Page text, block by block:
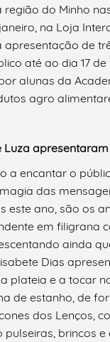
do Minho
na Loja
de
até ao dia 17
alunas da
agro
Luza
a encantar o
das
este ano, são os
em filigrana
ainda
Dias
plateia e a tocar
de estanho, de
dos Lenços,
brincos